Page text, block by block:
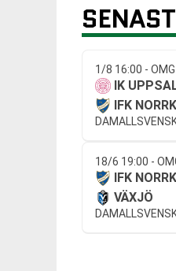
1/8 16:00 -
IK
IFK
18/6 19:00 -
IFK
VÄXJÖ